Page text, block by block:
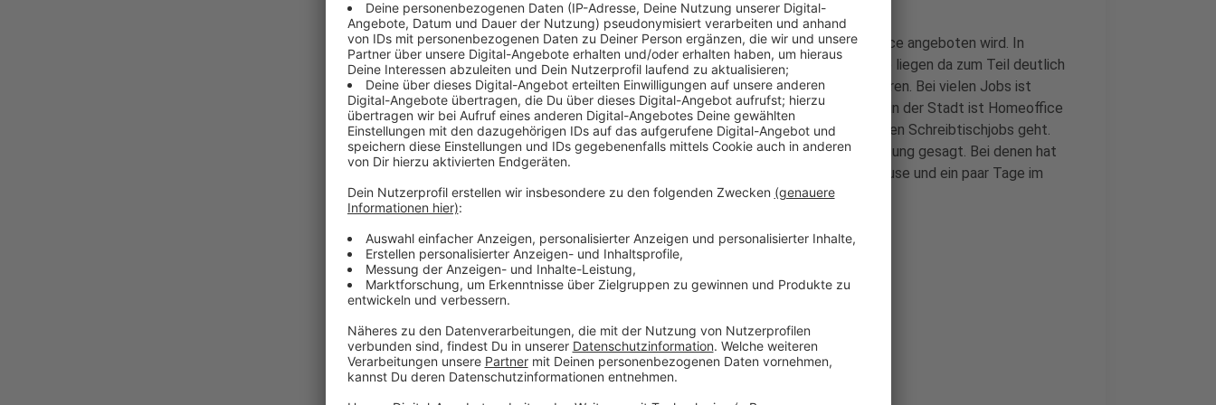
Die hat sich angeschaut, bei wie vielen Stellenanzeigen Homeoffice angeboten wird. In
Leverkusen ist das so bei jeder sechsten der Fall. Größere Städte liegen da zum Teil deutlich
drüber. Ist natürlich davon abhängig, welche Berufsfelder dominieren. Bei vielen Jobs ist
Homeoffice natürlich nicht möglich. Bei den großen Arbeitgebern in der Stadt ist Homeoffice
allerings weiterhin sehr beliebt –gerade wenn es um die klassischen Schreibtischjobs geht.
Das haben uns zum Beispiel Bayer, Covestro und die Stadtverwaltung gesagt. Bei denen hat
sich vor allem eine Mischform etabliert – also ein paar Tage zuhause und ein paar Tage im
Büro.
Anzeige
Weitere Meldungen aus Leverkusen
Anzeige
Feuerwehr Leverkusen übt Menschenrettung auf dem Rhein